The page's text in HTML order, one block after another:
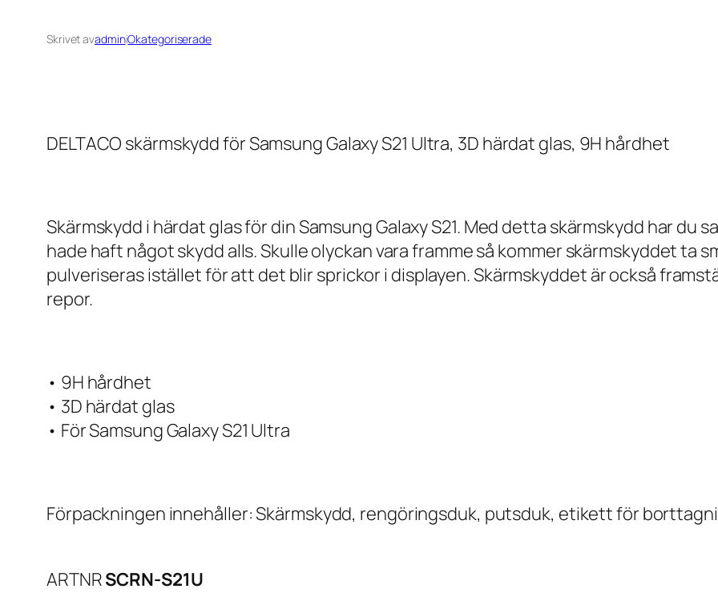
Skrivet avadminiOkategoriserade
DELTACO skärmskydd för Samsung Galaxy S21 Ultra, 3D härdat glas, 9H hårdhet
Skärmskydd i härdat glas för din Samsung Galaxy S21. Med detta skärmskydd har du
hade haft något skydd alls. Skulle olyckan vara framme så kommer skärmskyddet ta
pulveriseras istället för att det blir sprickor i displayen. Skärmskyddet är också
repor.
• 9H hårdhet
• 3D härdat glas
• För Samsung Galaxy S21 Ultra
Förpackningen innehåller: Skärmskydd, rengöringsduk, putsduk, etikett för
ARTNRSCRN-S21U